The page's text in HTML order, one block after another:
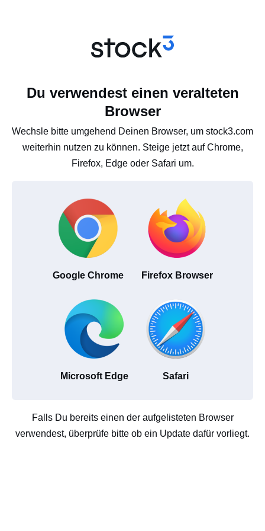
Du verwendest einen veralteten
Browser
Wechsle bitte umgehend Deinen Browser, um stock3.com
weiterhin nutzen zu können. Steige jetzt auf Chrome,
Firefox, Edge oder Safari um.
Google Chrome Firefox Browser
Microsoft Edge Safari
Falls Du bereits einen der aufgelisteten Browser
verwendest, überprüfe bitte ob ein Update dafür vorliegt.